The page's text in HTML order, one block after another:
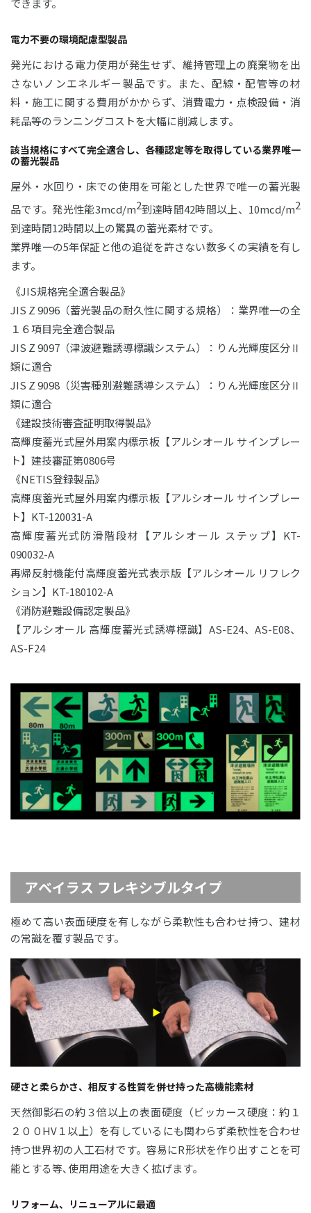
できます。
電力不要の環境配慮型製品
発光における電力使用が発生せず、維持管理上の廃棄物を出
さないノンエネルギー製品です。また、配線・配管等の材
料・施工に関する費用がかからず、消費電力・点検設備・消
耗品等のランニングコストを大幅に削減します。
該当規格にすべて完全適合し、各種認定等を取得している業界唯一
の蓄光製品
屋外・水回り・床での使用を可能とした世界で唯一の蓄光製
品です。発光性能3mcd/m2到達時間42時間以上、10mcd/m2
到達時間12時間以上の驚異の蓄光素材です。
業界唯一の5年保証と他の追従を許さない数多くの実績を有し
ます。
《JIS規格完全適合製品》
JIS Z 9096（蓄光製品の耐久性に関する規格）：業界唯一の全
１６項目完全適合製品
JIS Z 9097（津波避難誘導標識システム）：りん光輝度区分Ⅱ
類に適合
JIS Z 9098（災害種別避難誘導システム）：りん光輝度区分Ⅱ
類に適合
《建設技術審査証明取得製品》
高輝度蓄光式屋外用案内標示板【アルシオール サインプレー
ト】建技審証第0806号
《NETIS登録製品》
高輝度蓄光式屋外用案内標示板【アルシオール サインプレー
ト】KT-120031-A
高輝度蓄光式防滑階段材【アルシオール ステップ】KT-
090032-A
再帰反射機能付高輝度蓄光式表示版【アルシオール リフレク
ション】KT-180102-A
《消防避難設備認定製品》
【アルシオール 高輝度蓄光式誘導標識】AS-E24、AS-E08、
AS-F24
アベイラス フレキシブルタイプ
極めて高い表面硬度を有しながら柔軟性も合わせ持つ、建材
の常識を覆す製品です。
硬さと柔らかさ、相反する性質を併せ持った高機能素材
天然御影石の約３倍以上の表面硬度（ビッカース硬度：約１
２００HV１以上）を有しているにも関わらず柔軟性を合わせ
持つ世界初の人工石材です。容易にR形状を作り出すことを可
能とする等､使用用途を大きく拡げます｡
リフォーム、リニューアルに最適